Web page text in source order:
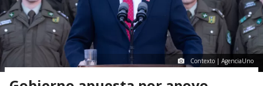
Contexto | AgenciaUno